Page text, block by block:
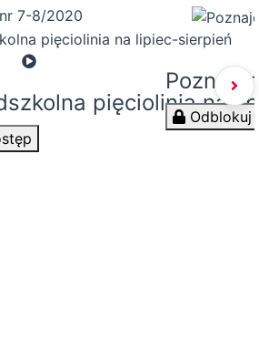
7-8/2020
pięciolinia na
Odblokuj